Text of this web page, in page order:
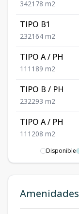
342178 m2
TIPO B1
232164 m2
TIPO A / PH
1 1 1 189 m2
TIPO B / PH
232293 m2
TIPO A / PH
1 1 1 208 m2
TIPO C / PH
Disponible
Amenidades